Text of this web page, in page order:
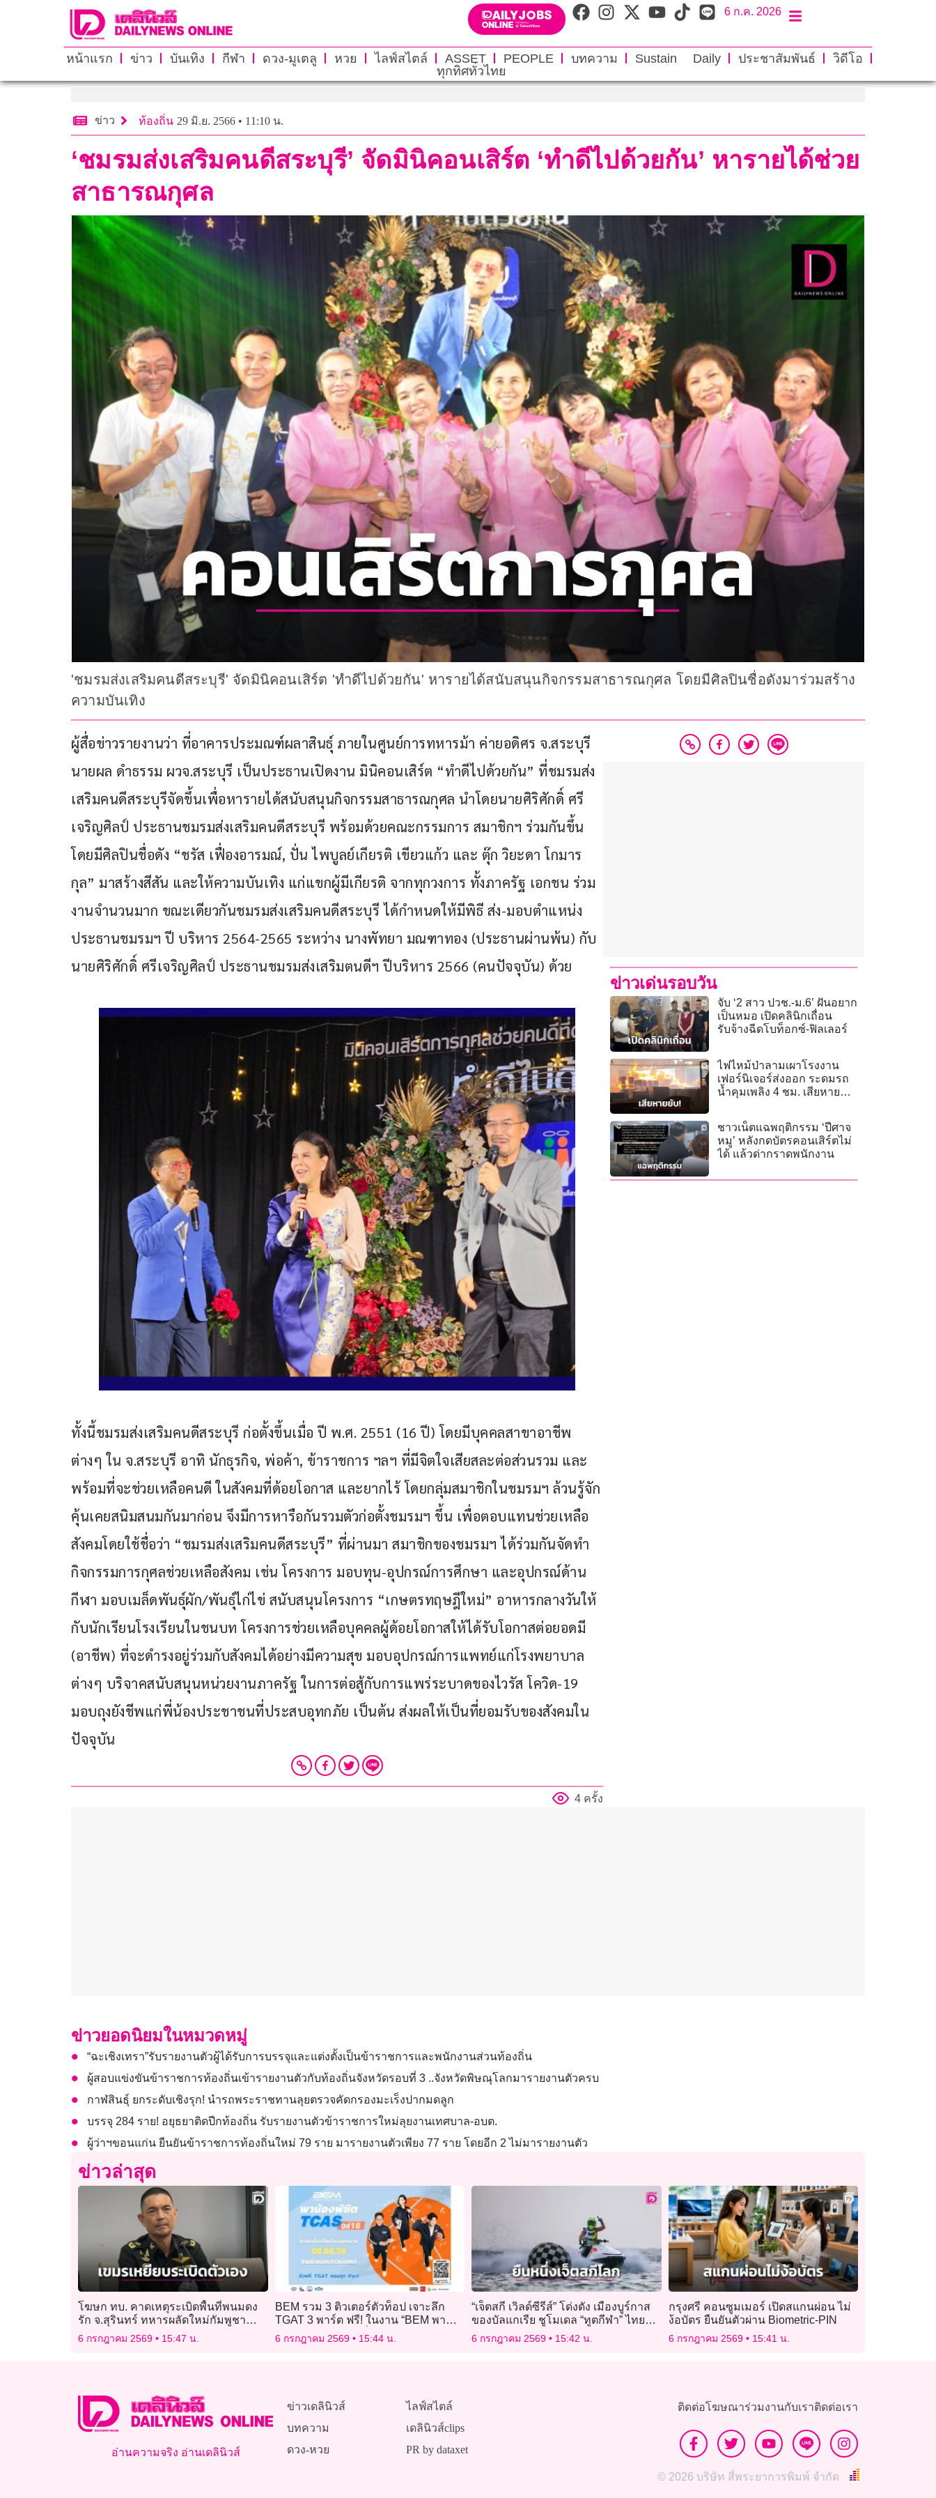
6 ก.ค. 2026
หน้าแรก ข่าว บันเทิง กีฬา ดวง-มูเตลู หวย ไลฟ์สไตล์ ASSET PEOPLE บทความ Sustain Daily ประชาสัมพันธ์
วิดีโอ
ทุกทิศทั่วไทย
ข่าว ท้องถิ่น 29 มิ.ย. 2566 • 11:10 น.
‘ชมรมส่งเสริมคนดีสระบุรี’ จัดมินิคอนเสิร์ต ‘ทำดีไปด้วยกัน’ หารายได้ช่วย
สาธารณกุศล
'ชมรมส่งเสริมคนดีสระบุรี' จัดมินิคอนเสิร์ต 'ทำดีไปด้วยกัน' หารายได้สนับสนุนกิจกรรมสาธารณกุศล โดยมีศิลปินชื่อดังมาร่วมสร้าง
ความบันเทิง
ผู้สื่อข่าวรายงานว่า ที่อาคารประมณฑ์ผลาสินธุ์ ภายในศูนย์การทหารม้า ค่ายอดิศร จ.สระบุรี
นายผล ดำธรรม ผวจ.สระบุรี เป็นประธานเปิดงาน มินิคอนเสิร์ต “ทำดีไปด้วยกัน” ที่ชมรมส่ง
เสริมคนดีสระบุรีจัดขึ้นเพื่อหารายได้สนับสนุนกิจกรรมสาธารณกุศล นำโดยนายศิริศักดิ์ ศรี
เจริญศิลป์ ประธานชมรมส่งเสริมคนดีสระบุรี พร้อมด้วยคณะกรรมการ สมาชิกฯ ร่วมกันขึ้น
โดยมีศิลปินชื่อดัง “ชรัส เฟื่องอารมณ์, ปั่น ไพบูลย์เกียรติ เขียวแก้ว และ ตุ๊ก วิยะดา โกมาร
กุล” มาสร้างสีสัน และให้ความบันเทิง แก่แขกผู้มีเกียรติ จากทุกวงการ ทั้งภาครัฐ เอกชน ร่วม
งานจำนวนมาก ขณะเดียวกันชมรมส่งเสริมคนดีสระบุรี ได้กำหนดให้มีพิธี ส่ง-มอบตำแหน่ง
ประธานชมรมฯ ปี บริหาร 2564-2565 ระหว่าง นางพัทยา มณฑาทอง (ประธานผ่านพ้น) กับ
นายศิริศักดิ์ ศรีเจริญศิลป์ ประธานชมรมส่งเสริมตนดีฯ ปีบริหาร 2566 (คนปัจจุบัน) ด้วย
ทั้งนี้ชมรมส่งเสริมคนดีสระบุรี ก่อตั้งขึ้นเมื่อ ปี พ.ศ. 2551 (16 ปี) โดยมีบุคคลสาขาอาชีพ
ต่างๆ ใน จ.สระบุรี อาทิ นักธุรกิจ, พ่อค้า, ข้าราชการ ฯลฯ ที่มีจิตใจเสียสละต่อส่วนรวม และ
พร้อมที่จะช่วยเหลือคนดี ในสังคมที่ด้อยโอกาส และยากไร้ โดยกลุ่มสมาชิกในชมรมฯ ล้วนรู้จัก
คุ้นเคยสนิมสนมกันมาก่อน จึงมีการหารือกันรวมตัวก่อตั้งชมรมฯ ขึ้น เพื่อตอบแทนช่วยเหลือ
สังคมโดยใช้ชื่อว่า “ชมรมส่งเสริมคนดีสระบุรี” ที่ผ่านมา สมาชิกของชมรมฯ ได้ร่วมกันจัดทำ
กิจกรรมการกุศลช่วยเหลือสังคม เช่น โครงการ มอบทุน-อุปกรณ์การศึกษา และอุปกรณ์ด้าน
กีฬา มอบเมล็ดพันธุ์ผัก/พันธุ์ไก่ไข่ สนับสนุนโครงการ “เกษตรทฤษฎีใหม่” อาหารกลางวันให้
กับนักเรียนโรงเรียนในชนบท โครงการช่วยเหลือบุคคลผู้ด้อยโอกาสให้ได้รับโอกาสต่อยอดมี
(อาชีพ) ที่จะดำรงอยู่ร่วมกับสังคมได้อย่างมีความสุข มอบอุปกรณ์การแพทย์แก่โรงพยาบาล
ต่างๆ บริจาคสนับสนุนหน่วยงานภาครัฐ ในการต่อสู้กับการแพร่ระบาดของไวรัส โควิด-19
มอบถุงยังชีพแก่พี่น้องประชาชนที่ประสบอุทกภัย เป็นต้น ส่งผลให้เป็นที่ยอมรับของสังคมใน
ปัจจุบัน
4 ครั้ง
ข่าวเด่นรอบวัน
จับ ‘2 สาว ปวช.-ม.6’ ฝันอยาก
เป็นหมอ เปิดคลินิกเถื่อน
รับจ้างฉีดโบท็อกซ์-ฟิลเลอร์
ไฟไหม้ป่าลามเผาโรงงาน
เฟอร์นิเจอร์ส่งออก ระดมรถ
น้ำคุมเพลิง 4 ชม. เสียหาย
ชาวเน็ตแฉพฤติกรรม ‘ปีศาจ
หมู’ หลังกดบัตรคอนเสิร์ตไม่
ได้ แล้วด่ากราดพนักงาน
ข่าวยอดนิยมในหมวดหมู่
“ฉะเชิงเทรา”รับรายงานตัวผู้ได้รับการบรรจุและแต่งตั้งเป็นข้าราชการและพนักงานส่วนท้องถิ่น
ผู้สอบแข่งขันข้าราชการท้องถิ่นเข้ารายงานตัวกับท้องถิ่นจังหวัดรอบที่ 3 ..จังหวัดพิษณุโลกมารายงานตัวครบ
กาฬสินธุ์ ยกระดับเชิงรุก! นำรถพระราชทานลุยตรวจคัดกรองมะเร็งปากมดลูก
บรรจุ 284 ราย! อยุธยาติดปีกท้องถิ่น รับรายงานตัวข้าราชการใหม่ลุยงานเทศบาล-อบต.
ผู้ว่าฯขอนแก่น ยืนยันข้าราชการท้องถิ่นใหม่ 79 ราย มารายงานตัวเพียง 77 ราย โดยอีก 2 ไม่มารายงานตัว
ข่าวล่าสุด
โฆษก ทบ. คาดเหตุระเบิดพื้นที่พนมดง
รัก จ.สุรินทร์ ทหารผลัดใหม่กัมพูชา
เหยียบทุ่นระเบิดของตัวเอง
6 กรกฎาคม 2569 15:47 น.
BEM รวม 3 ติวเตอร์ตัวท็อป เจาะลึก
TGAT 3 พาร์ต ฟรี! ในงาน “BEM พา
น้องพิชิต TCAS ปีที่ 18”
6 กรกฎาคม 2569 15:44 น.
“เจ็ตสกี เวิลด์ซีรีส์” โด่งดัง เมืองบูร์กาส
ของบัลแกเรีย ชูโมเดล “ทูตกีฬา” ไทยคือ
ผู้นำกีฬาโลก
6 กรกฎาคม 2569 15:42 น.
กรุงศรี คอนซูมเมอร์ เปิดสแกนผ่อน ไม่
ง้อบัตร ยืนยันตัวผ่าน Biometric-PIN
6 กรกฎาคม 2569 15:41 น.
อ่านความจริง อ่านเดลินิวส์
ข่าวเดลินิวส์
บทความ
ดวง-หวย
ไลฟ์สไตล์
เดลินิวส์clips
PR by dataxet
ติดต่อโฆษณาร่วมงานกับเราติดต่อเรา
© 2026 บริษัท สี่พระยาการพิมพ์ จำกัด